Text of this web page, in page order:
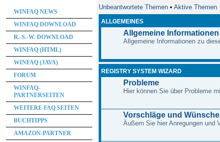
Unbeantwortete Themen• Aktive Themen
ALLGEMEINES
Allgemeine Informationen
Allgemeine Informationen zu
REGISTRY SYSTEM WIZARD
Probleme
Hier können Sie über Probleme
Vorschläge und Wünsche
Äußern Sie hier Anregungen und
WINFAQ NEWS
WINFAQ DOWNLOAD
R.-S.-W. DOWNLOAD
WINFAQ (HTML)
WINFAQ (JAVA)
FORUM
WINFAQ-
PARTNERSEITEN
WEITERE FAQ SEITEN
BUCHTIPPS
AMAZON-PARTNER